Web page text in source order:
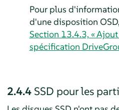
Pour plus
d'une disposition
Section 13.4.3, «
spécification
2.4.4 SSD pour les